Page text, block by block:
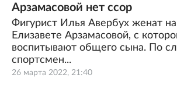
26 марта 2022, 21:40
Арзамасовой нет ссор
Фигурист Илья Авербух женат на
Елизавете Арзамасовой, с
воспитывают общего сына. По
спортсмен...